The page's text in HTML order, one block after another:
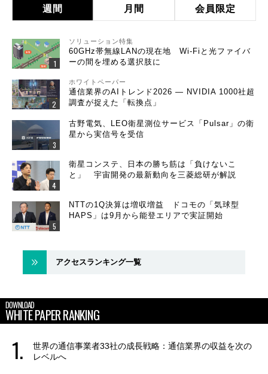
週間 月間 会員限定
ソリューション特集
60GHz帯無線LANの現在地 Wi-Fiと光ファイバ
ーの間を埋める選択肢に
ホワイトペーパー
通信業界のAIトレンド2026 ― NVIDIA 1000社超
調査が捉えた「転換点」
古野電気、LEO衛星測位サービス「Pulsar」の衛
星から実信号を受信
衛星コンステ、日本の勝ち筋は「負けないこ
と」 宇宙開発の最新動向を三菱総研が解説
NTTの1Q決算は増収増益 ドコモの「気球型
HAPS」は9月から能登エリアで実証開始
アクセスランキング一覧
DOWNLOAD
WHITE PAPER RANKING
世界の通信事業者33社の成長戦略：通信業界の収益を次の
レベルへ